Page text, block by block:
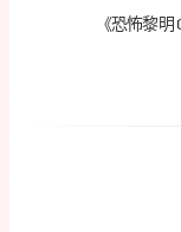
《恐怖黎